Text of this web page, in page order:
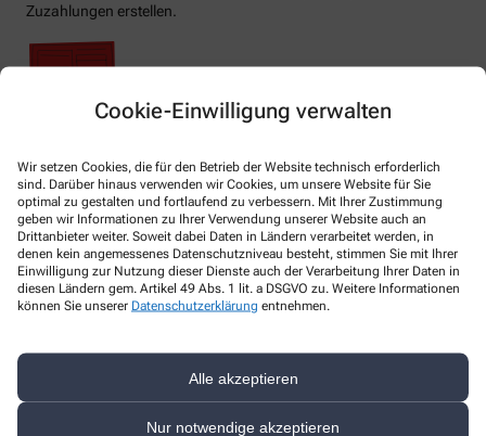
Cookie-Einwilligung verwalten
Wir setzen Cookies, die für den Betrieb der Website technisch erforderlich
sind. Darüber hinaus verwenden wir Cookies, um unsere Website für Sie
optimal zu gestalten und fortlaufend zu verbessern. Mit Ihrer Zustimmung
geben wir Informationen zu Ihrer Verwendung unserer Website auch an
Drittanbieter weiter. Soweit dabei Daten in Ländern verarbeitet werden, in
denen kein angemessenes Datenschutzniveau besteht, stimmen Sie mit Ihrer
Einwilligung zur Nutzung dieser Dienste auch der Verarbeitung Ihrer Daten in
diesen Ländern gem. Artikel 49 Abs. 1 lit. a DSGVO zu. Weitere Informationen
können Sie unserer Datenschutzerklärung entnehmen.
Alle akzeptieren
Nur notwendige akzeptieren
Zuzahlungen erstellen.
Nachweis Ihrer Befreiung
Wenn Sie einen Ausweis über die Befreiung der gesetzlichen
Zuzahlung haben, können wir diese Info speichern und Sie
müssen Ihren Ausweis nicht immer vorzeigen.
Kundenkarte beantragen
Jetzt schnell und einfach online beantragen und beim nächsten